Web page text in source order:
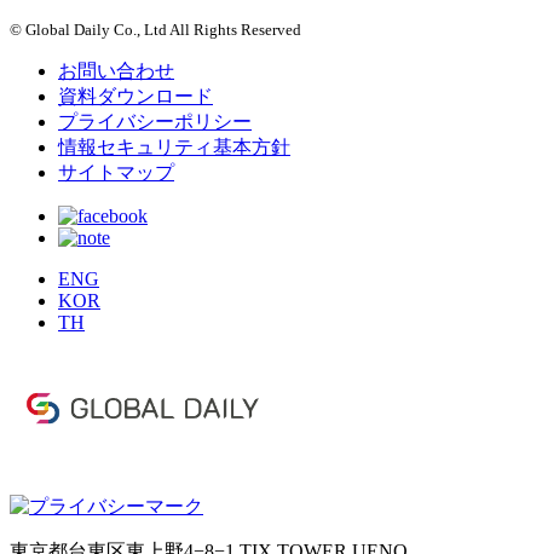
© Global Daily Co., Ltd All Rights Reserved
お問い合わせ
資料ダウンロード
プライバシーポリシー
情報セキュリティ基本方針
サイトマップ
ENG
KOR
TH